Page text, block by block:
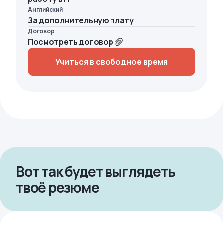
Английский
За дополнительную плату
Договор
Посмотреть договор
Учиться в свободное время
Вот так будет выглядеть
твоё резюме